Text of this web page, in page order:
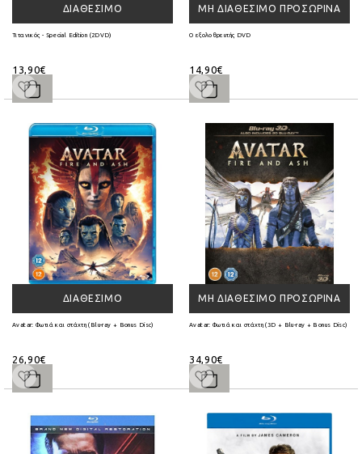
ΔΙΑΘΈΣΙΜΟ
Τιτανικός - Special Edition (2DVD)
13,90€
ΜΗ ΔΙΑΘΈΣΙΜΟ ΠΡΟΣΩΡΙΝΆ
Ο εξολοθρευτής DVD
14,90€
ΔΙΑΘΈΣΙΜΟ
Avatar: Φωτιά και στάχτη (Blu-ray + Bonus Disc)
26,90€
ΜΗ ΔΙΑΘΈΣΙΜΟ ΠΡΟΣΩΡΙΝΆ
Avatar: Φωτιά και στάχτη (3D + Blu-ray + Bonus Disc)
34,90€